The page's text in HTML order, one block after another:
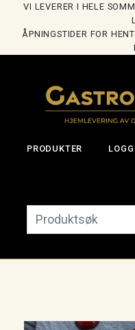
VI LEVERER I HELE
ÅPNINGSTIDER FOR
PRODUKTER